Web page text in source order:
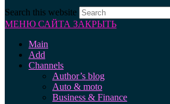
Search this website
МЕНЮ САЙТА ЗАКРЫТЬ
Main
Add
Channels
Author’s blog
Auto & moto
Business & Finance